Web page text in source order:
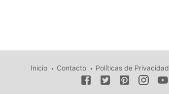
Inicio Contacto Políticas de Privacidad